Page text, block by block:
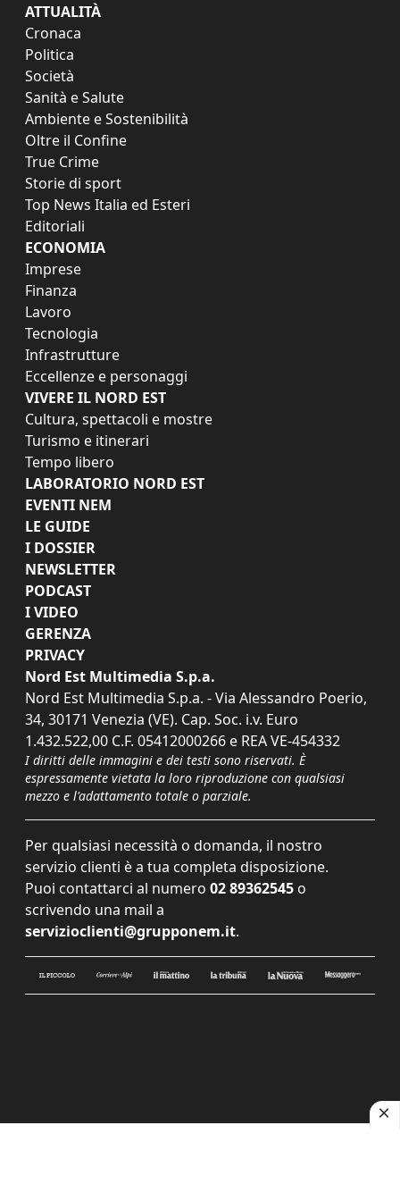
ATTUALITÀ
Cronaca
Politica
Società
Sanità e Salute
Ambiente e Sostenibilità
Oltre il Confine
True Crime
Storie di sport
Top News Italia ed Esteri
Editoriali
ECONOMIA
Imprese
Finanza
Lavoro
Tecnologia
Infrastrutture
Eccellenze e personaggi
VIVERE IL NORD EST
Cultura, spettacoli e mostre
Turismo e itinerari
Tempo libero
LABORATORIO NORD EST
EVENTI NEM
LE GUIDE
I DOSSIER
NEWSLETTER
PODCAST
I VIDEO
GERENZA
PRIVACY
Nord Est Multimedia S.p.a.
Nord Est Multimedia S.p.a. - Via Alessandro Poerio,
34, 30171 Venezia (VE). Cap. Soc. i.v. Euro
1.432.522,00 C.F. 05412000266 e REA VE-454332
I diritti delle immagini e dei testi sono riservati. È
espressamente vietata la loro riproduzione con qualsiasi
mezzo e l'adattamento totale o parziale.
Per qualsiasi necessità o domanda, il nostro
servizio clienti è a tua completa disposizione.
Puoi contattarci al numero 02 89362545 o
scrivendo una mail a
servizioclienti@grupponem.it.